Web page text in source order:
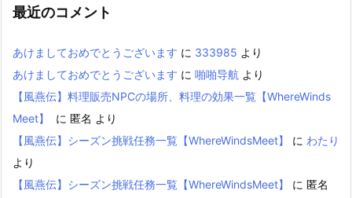
最近のコメント
あけましておめでとうございます に 333985 より
あけましておめでとうございます に 啪啪导航 より
【風燕伝】料理販売NPCの場所、料理の効果一覧【WhereWinds
Meet】
に 匿名 より
【風燕伝】シーズン挑戦任務一覧【WhereWindsMeet】
に わたり
より
【風燕伝】シーズン挑戦任務一覧【WhereWindsMeet】
に 匿名